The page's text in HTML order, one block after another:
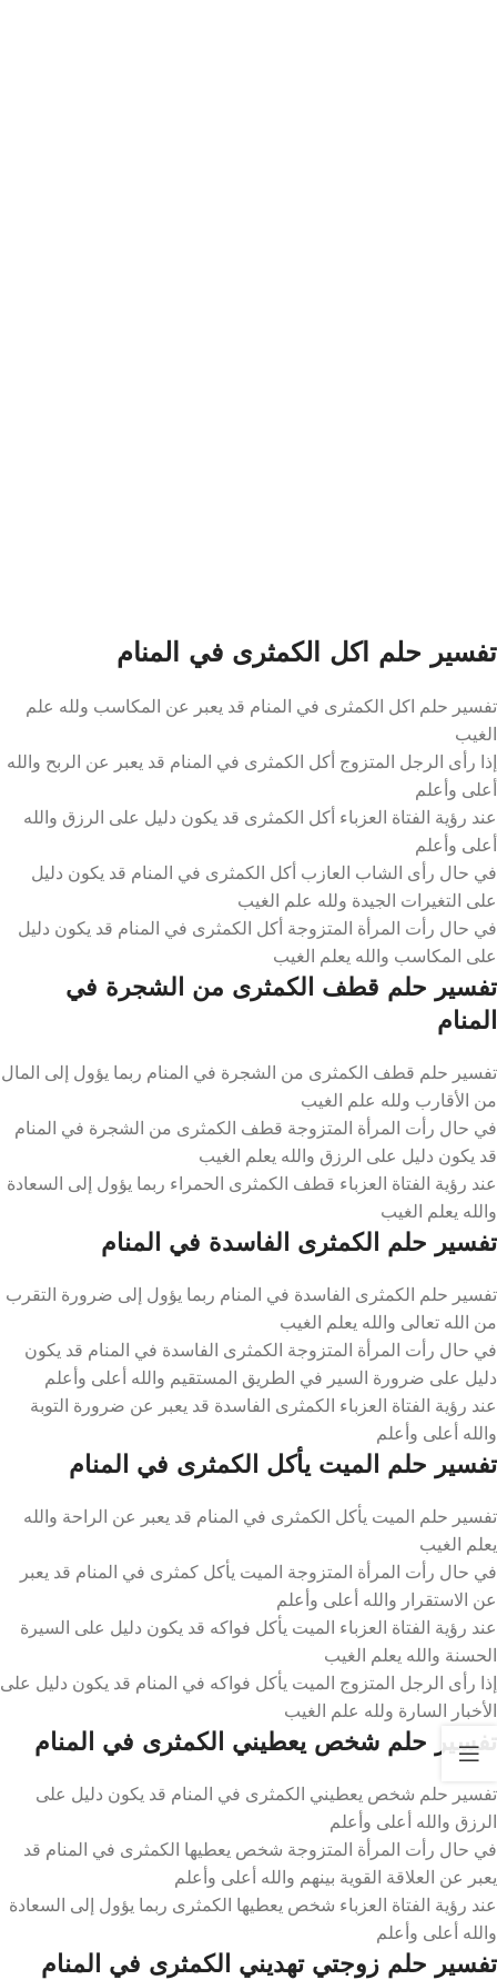
تفسير حلم اكل الكمثرى في المنام
تفسير حلم اكل الكمثرى في المنام قد يعبر عن المكاسب ولله علم
الغيب
إذا رأى الرجل المتزوج أكل الكمثرى في المنام قد يعبر عن الربح والله
أعلى وأعلم
عند رؤية الفتاة العزباء أكل الكمثرى قد يكون دليل على الرزق والله
أعلى وأعلم
في حال رأى الشاب العازب أكل الكمثرى في المنام قد يكون دليل
على التغيرات الجيدة ولله علم الغيب
في حال رأت المرأة المتزوجة أكل الكمثرى في المنام قد يكون دليل
على المكاسب والله يعلم الغيب
تفسير حلم قطف الكمثرى من الشجرة في
المنام
تفسير حلم قطف الكمثرى من الشجرة في المنام ربما يؤول إلى المال
من الأقارب ولله علم الغيب
في حال رأت المرأة المتزوجة قطف الكمثرى من الشجرة في المنام
قد يكون دليل على الرزق والله يعلم الغيب
عند رؤية الفتاة العزباء قطف الكمثرى الحمراء ربما يؤول إلى السعادة
والله يعلم الغيب
تفسير حلم الكمثرى الفاسدة في المنام
تفسير حلم الكمثرى الفاسدة في المنام ربما يؤول إلى ضرورة التقرب
من الله تعالى والله يعلم الغيب
في حال رأت المرأة المتزوجة الكمثرى الفاسدة في المنام قد يكون
دليل على ضرورة السير في الطريق المستقيم والله أعلى وأعلم
عند رؤية الفتاة العزباء الكمثرى الفاسدة قد يعبر عن ضرورة التوبة
والله أعلى وأعلم
تفسير حلم الميت يأكل الكمثرى في المنام
تفسير حلم الميت يأكل الكمثرى في المنام قد يعبر عن الراحة والله
يعلم الغيب
في حال رأت المرأة المتزوجة الميت يأكل كمثرى في المنام قد يعبر
عن الاستقرار والله أعلى وأعلم
عند رؤية الفتاة العزباء الميت يأكل فواكه قد يكون دليل على السيرة
الحسنة والله يعلم الغيب
إذا رأى الرجل المتزوج الميت يأكل فواكه في المنام قد يكون دليل على
الأخبار السارة ولله علم الغيب
تفسير حلم شخص يعطيني الكمثرى في المنام
تفسير حلم شخص يعطيني الكمثرى في المنام قد يكون دليل على
الرزق والله أعلى وأعلم
في حال رأت المرأة المتزوجة شخص يعطيها الكمثرى في المنام قد
يعبر عن العلاقة القوية بينهم والله أعلى وأعلم
عند رؤية الفتاة العزباء شخص يعطيها الكمثرى ربما يؤول إلى السعادة
والله أعلى وأعلم
تفسير حلم زوجتي تهديني الكمثرى في المنام